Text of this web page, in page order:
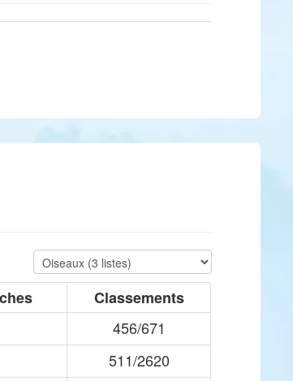
Classements
456/671
511/2620